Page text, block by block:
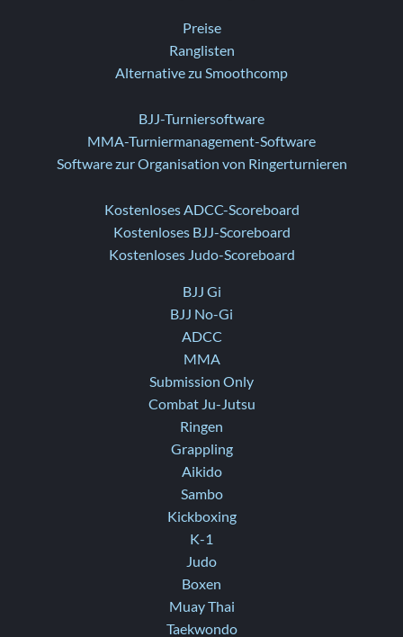
Preise
Ranglisten
Alternative zu Smoothcomp
BJJ-Turniersoftware
MMA-Turniermanagement-Software
Software zur Organisation von Ringerturnieren
Kostenloses ADCC-Scoreboard
Kostenloses BJJ-Scoreboard
Kostenloses Judo-Scoreboard
BJJ Gi
BJJ No-Gi
ADCC
MMA
Submission Only
Combat Ju-Jutsu
Ringen
Grappling
Aikido
Sambo
Kickboxing
K-1
Judo
Boxen
Muay Thai
Taekwondo